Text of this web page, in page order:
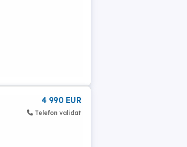
4 990 EUR
Telefon validat